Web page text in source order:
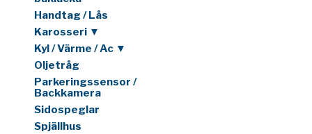
Handtag / Lås
Karosseri ▼
Kyl / Värme / Ac ▼
Oljetråg
Parkeringssensor /
Backkamera
Sidospeglar
Spjällhus